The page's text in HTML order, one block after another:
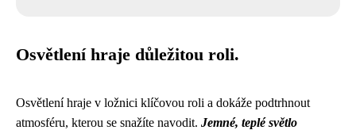
Osvětlení hraje důležitou roli.
Osvětlení hraje v ložnici klíčovou roli a dokáže podtrhnout
atmosféru, kterou se snažíte navodit. Jemné, teplé světlo